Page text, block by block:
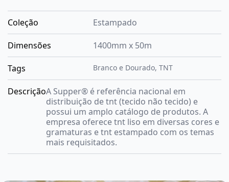
Coleção Estampado
Dimensões 1400mm x 50m
Tags Branco e Dourado,TNT
DescriçãoA Supper® é referência nacional em
distribuição de tnt (tecido não tecido) e
possui um amplo catálogo de produtos. A
empresa oferece tnt liso em diversas cores e
gramaturas e tnt estampado com os temas
mais requisitados.